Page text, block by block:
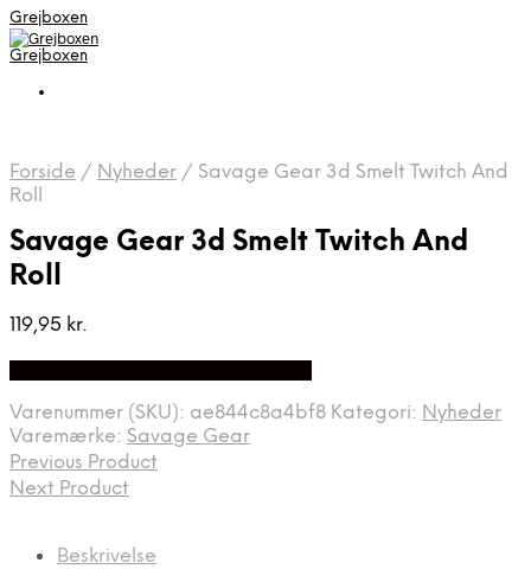
Grejboxen
Grejboxen
Forside / Nyheder / Savage Gear 3d Smelt Twitch And
Roll
Savage Gear 3d Smelt Twitch And
Roll
119,95 kr.
Varenummer (SKU): ae844c8a4bf8 Kategori: Nyheder
Varemærke: Savage Gear
Previous Product
Next Product
Beskrivelse